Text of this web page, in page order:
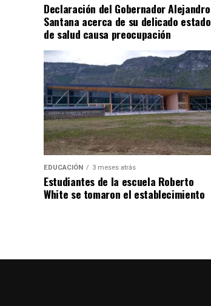
Declaración del Gobernador Alejandro
Santana acerca de su delicado estado
de salud causa preocupación
EDUCACIÓN 3 meses atrás
Estudiantes de la escuela Roberto
White se tomaron el establecimiento